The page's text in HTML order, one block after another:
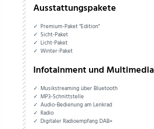
Ausstattungspakete
Premium-Paket "Edition"
Sicht-Paket
Licht-Paket
Winter-Paket
Infotainment und Multimedia
Musikstreaming über Bluetooth
MP3-Schnittstelle
Audio-Bedienung am Lenkrad
Radio
Digitaler Radioempfang DAB+